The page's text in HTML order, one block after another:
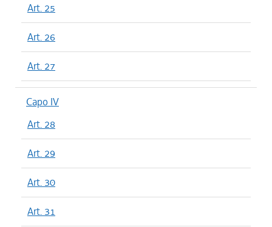
Art. 25
Art. 26
Art. 27
Capo IV
Art. 28
Art. 29
Art. 30
Art. 31